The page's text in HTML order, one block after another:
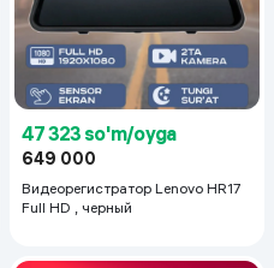
47 323 so'm/oyga
649 000
Видеорегистратор Lenovo HR17
Full HD , черный